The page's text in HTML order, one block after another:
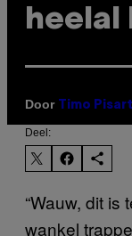
Door Timo Pisart
Deel:
“Wauw, dit is
wankel